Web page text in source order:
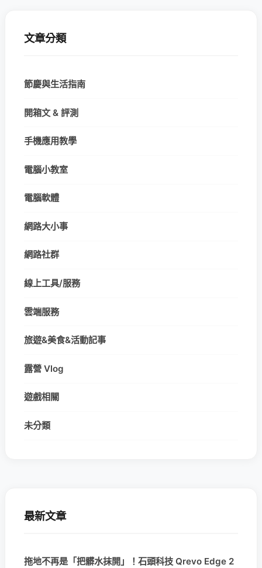
文章分類
節慶與生活指南
開箱文 & 評測
手機應用教學
電腦小教室
電腦軟體
網路大小事
網路社群
線上工具/服務
雲端服務
旅遊&美食&活動記事
露營 Vlog
遊戲相關
未分類
最新文章
拖地不再是「把髒水抹開」！石頭科技 Qrevo Edge 2